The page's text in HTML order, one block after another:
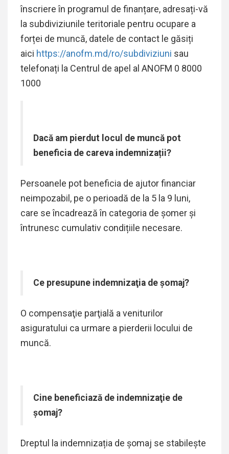
înscriere în programul de finanțare, adresați-vă
la subdiviziunile teritoriale pentru ocupare a
forței de muncă, datele de contact le găsiți
aici https://anofm.md/ro/subdiviziuni sau
telefonați la Centrul de apel al ANOFM 0 8000
1000
Dacă am pierdut locul de muncă pot
beneficia de careva indemnizații?
Persoanele pot beneficia de ajutor financiar
neimpozabil, pe o perioadă de la 5 la 9 luni,
care se încadrează în categoria de şomer și
întrunesc cumulativ condițiile necesare.
Ce presupune indemnizaţia de şomaj?
O compensaţie parţială a veniturilor
asiguratului ca urmare a pierderii locului de
muncă.
Cine beneficiază de indemnizaţie de
şomaj?
Dreptul la indemnizația de șomaj se stabilește